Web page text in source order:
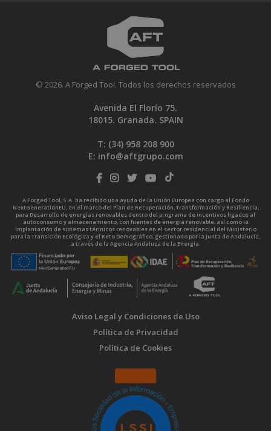
© 2026. A Forged Tool. Todos los derechos reservados
Avenida El Florío 75.
18015. Granada. SPAIN
T: (34) 958 208 900
E: info@aftgrupo.com
A Forged Tool, S.A. ha recibido una ayuda de la Unión Europea con cargo al Fondo
NextGenerationEU, en el marco del Plan de Recuperación, Transformación y Resiliencia,
para Desarrollo de energías renovables dentro del programa de incentivos ligados al
autoconsumo y almacenamiento, con fuentes de energía renovable, así como la
implantación de sistemas térmicos renovables en el sector residencial del Ministerio
para la Transición Ecológica y el Reto Demográfico, gestionado por la Junta de Andalucía,
a través de la Agencia Andaluza de la Energía.
Aviso Legal y Condiciones de Uso
Política de Privacidad
Política de Cookies